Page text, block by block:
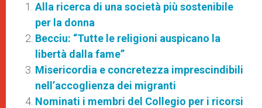
Alla ricerca di una società più sostenibile
per la donna
Becciu: “Tutte le religioni auspicano la
libertà dalla fame”
Misericordia e concretezza imprescindibili
nell’accoglienza dei migranti
Nominati i membri del Collegio per i ricorsi